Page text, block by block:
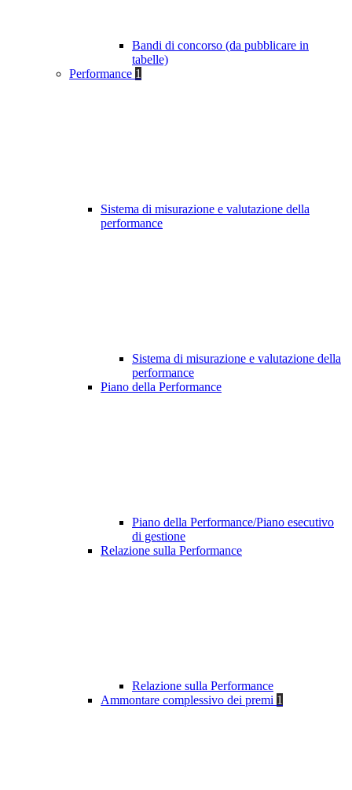
Bandi di concorso (da pubblicare in
tabelle)
Performance 1
Sistema di misurazione e valutazione della
performance
Sistema di misurazione e valutazione della
performance
Piano della Performance
Piano della Performance/Piano esecutivo
di gestione
Relazione sulla Performance
Relazione sulla Performance
Ammontare complessivo dei premi 1